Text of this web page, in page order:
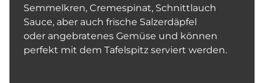
Semmelkren, Cremespinat, Schnittlauch
Sauce, aber auch frische Salzerdäpfel
oder angebratenes Gemüse und können
perfekt mit dem Tafelspitz serviert werden.